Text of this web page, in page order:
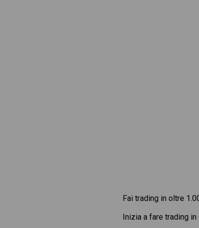
Fai trading in oltre
Inizia a fare trading in